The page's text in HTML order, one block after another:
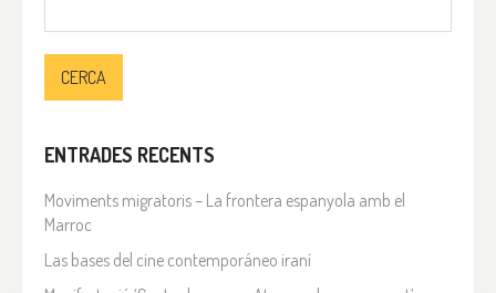
ENTRADES RECENTS
Moviments migratoris – La frontera espanyola amb el
Marroc
Las bases del cine contemporáneo iraní